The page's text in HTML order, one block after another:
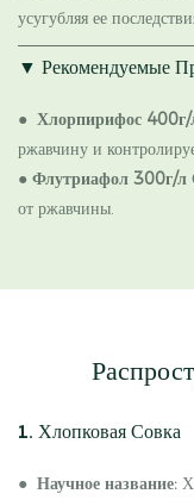
усугубляя ее
▼ Рекомендуемые
● Хлорпирифос
ржавчину и
● Флутриафол 300г/л
от ржавчины.
1. Хлопковая Совка
● Научное название: